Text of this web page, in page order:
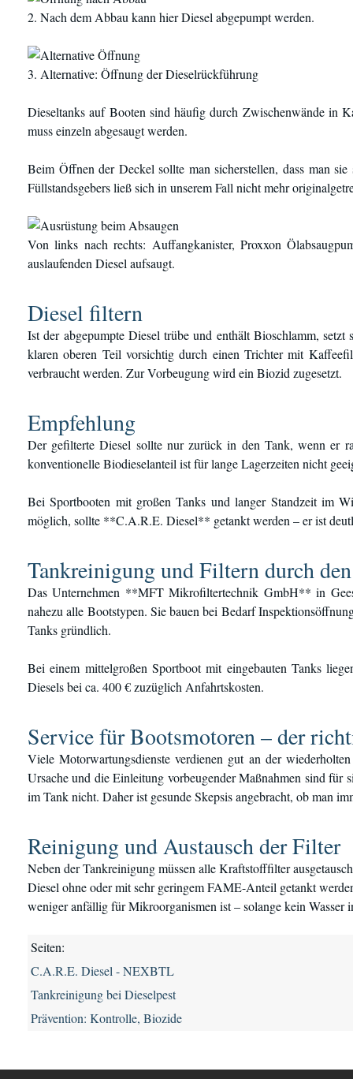
2. Nach dem Abbau kann hier Diesel abgepumpt werden.
3. Alternative: Öffnung der Dieselrückführung
Dieseltanks auf Booten sind häufig durch Zwischenwände in
muss einzeln abgesaugt werden.
Beim Öffnen der Deckel sollte man sicherstellen, dass man
Füllstandsgebers ließ sich in unserem Fall nicht mehr
Von links nach rechts: Auffangkanister, Proxxon
auslaufenden Diesel aufsaugt.
Diesel filtern
Ist der abgepumpte Diesel trübe und enthält Bioschlamm,
klaren oberen Teil vorsichtig durch einen Trichter mit
verbraucht werden. Zur Vorbeugung wird ein Biozid zugesetzt.
Empfehlung
Der gefilterte Diesel sollte nur zurück in den Tank, wenn er
konventionelle Biodieselanteil ist für lange Lagerzeiten nicht
Bei Sportbooten mit großen Tanks und langer Standzeit im
möglich, sollte **C.A.R.E. Diesel** getankt werden – er ist
Tankreinigung und Filtern durch
Das Unternehmen **MFT Mikrofiltertechnik GmbH** in
nahezu alle Bootstypen. Sie bauen bei Bedarf
Tanks gründlich.
Bei einem mittelgroßen Sportboot mit eingebauten Tanks
Diesels bei ca. 400 € zuzüglich Anfahrtskosten.
Service für Bootsmotoren – der
Viele Motorwartungsdienste verdienen gut an der
Ursache und die Einleitung vorbeugender Maßnahmen sind
im Tank nicht. Daher ist gesunde Skepsis angebracht, ob man
Reinigung und Austausch der Filter
Neben der Tankreinigung müssen alle Kraftstofffilter
Diesel ohne oder mit sehr geringem FAME-Anteil getankt
weniger anfällig für Mikroorganismen ist – solange kein Wasser
Seiten:
C.A.R.E. Diesel - NEXBTL
Tankreinigung bei Dieselpest
Prävention: Kontrolle, Biozide